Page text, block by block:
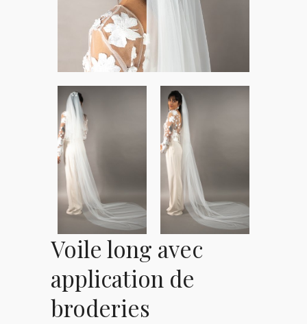
Voile long avec
application de
broderies